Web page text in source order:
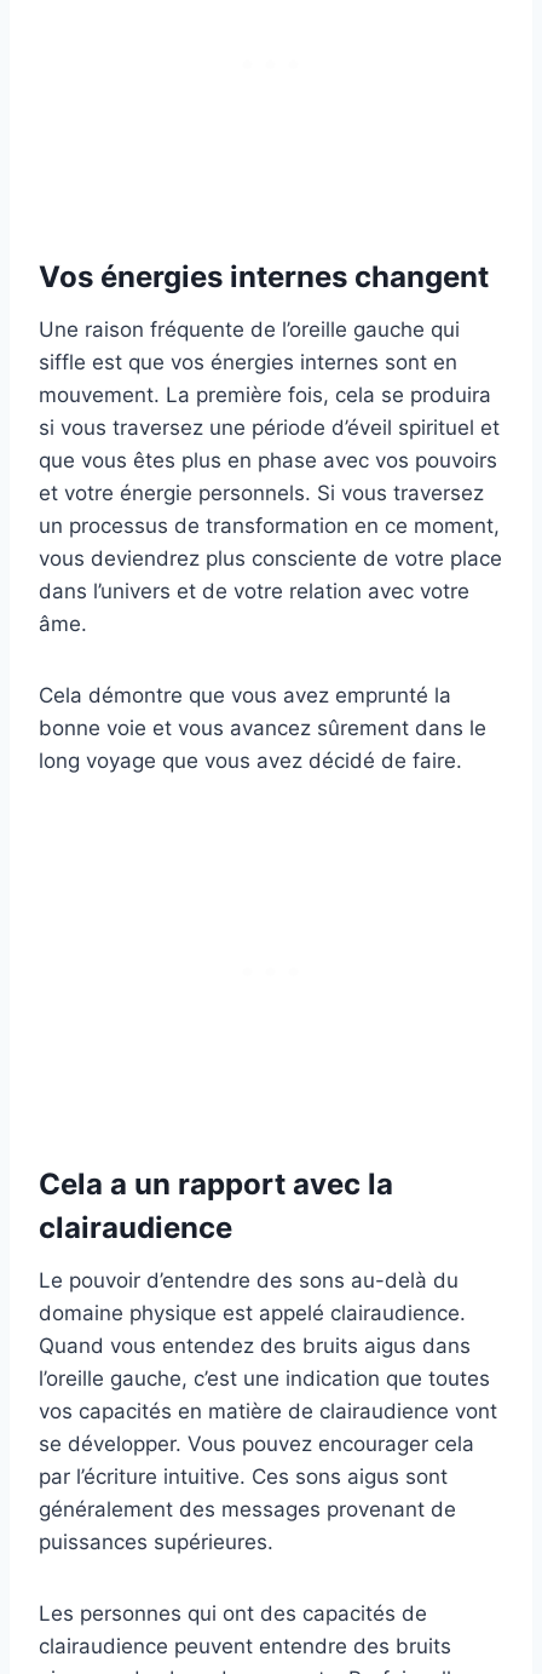
Vos énergies internes changent
Une raison fréquente de l’oreille gauche qui
siffle est que vos énergies internes sont en
mouvement. La première fois, cela se produira
si vous traversez une période d’éveil spirituel et
que vous êtes plus en phase avec vos pouvoirs
et votre énergie personnels. Si vous traversez
un processus de transformation en ce moment,
vous deviendrez plus consciente de votre place
dans l’univers et de votre relation avec votre
âme.
Cela démontre que vous avez emprunté la
bonne voie et vous avancez sûrement dans le
long voyage que vous avez décidé de faire.
Cela a un rapport avec la
clairaudience
Le pouvoir d’entendre des sons au-delà du
domaine physique est appelé clairaudience.
Quand vous entendez des bruits aigus dans
l’oreille gauche, c’est une indication que toutes
vos capacités en matière de clairaudience vont
se développer. Vous pouvez encourager cela
par l’écriture intuitive. Ces sons aigus sont
généralement des messages provenant de
puissances supérieures.
Les personnes qui ont des capacités de
clairaudience peuvent entendre des bruits